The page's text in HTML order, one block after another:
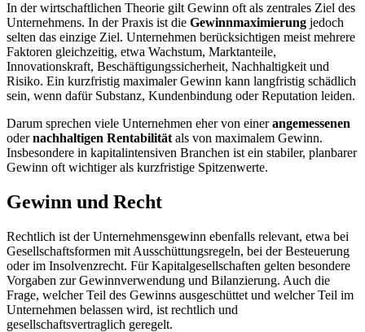
In der wirtschaftlichen Theorie gilt Gewinn oft als zentrales Ziel des
Unternehmens. In der Praxis ist die Gewinnmaximierung jedoch
selten das einzige Ziel. Unternehmen berücksichtigen meist mehrere
Faktoren gleichzeitig, etwa Wachstum, Marktanteile,
Innovationskraft, Beschäftigungssicherheit, Nachhaltigkeit und
Risiko. Ein kurzfristig maximaler Gewinn kann langfristig schädlich
sein, wenn dafür Substanz, Kundenbindung oder Reputation leiden.
Darum sprechen viele Unternehmen eher von einerangemessenen
odernachhaltigen Rentabilität als von maximalem Gewinn.
Insbesondere in kapitalintensiven Branchen ist ein stabiler, planbarer
Gewinn oft wichtiger als kurzfristige Spitzenwerte.
Gewinn und Recht
Rechtlich ist der Unternehmensgewinn ebenfalls relevant, etwa bei
Gesellschaftsformen mit Ausschüttungsregeln, bei der Besteuerung
oder im Insolvenzrecht. Für Kapitalgesellschaften gelten besondere
Vorgaben zur Gewinnverwendung und Bilanzierung. Auch die
Frage, welcher Teil des Gewinns ausgeschüttet und welcher Teil im
Unternehmen belassen wird, ist rechtlich und
gesellschaftsvertraglich geregelt.